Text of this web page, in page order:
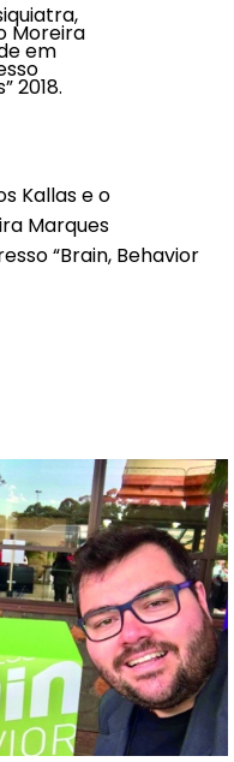
Moreira
em
2018.
Kallas e o
Marques
“Brain, Behavior